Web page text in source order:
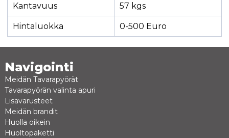
Kantavuus 57 kgs
Hintaluokka 0-500 Euro
Navigointi
Meidän Tavarapyörät
Tavarapyörän valinta apuri
Lisävarusteet
Meidän brandit
Huolla oikein
Huoltopaketti